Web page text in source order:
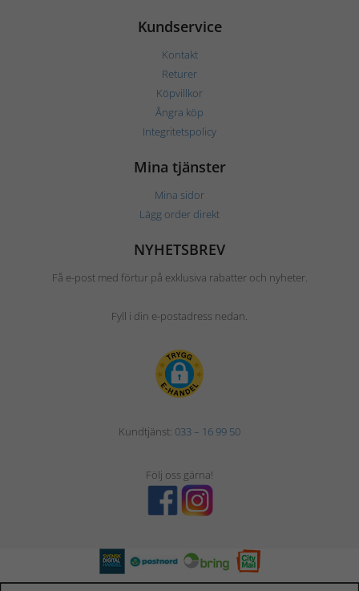
Kundservice
Kontakt
Returer
Köpvillkor
Ångra köp
Integritetspolicy
Mina tjänster
Mina sidor
Lägg order direkt
NYHETSBREV
Få e-post med förtur på exklusiva rabatter och nyheter.
Fyll i din e-postadress nedan.
Kundtjänst: 033 – 16 99 50
Följ oss gärna!